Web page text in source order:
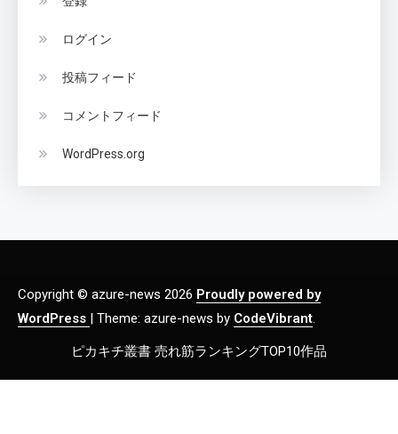
ログイン
投稿フィード
コメントフィード
WordPress.org
Copyright © azure-news 2026 Proudly powered by
WordPress | Theme: azure-news by CodeVibrant.
ピカキチ叢書 売れ筋ランキングTOP10作品